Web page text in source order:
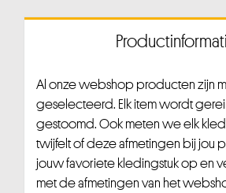
Al onze webshop producten zijn
geselecteerd. Elk item wordt
gestoomd. Ook meten we elk
twijfelt of deze afmetingen bij jou
jouw favoriete kledingstuk op en
met de afmetingen van het